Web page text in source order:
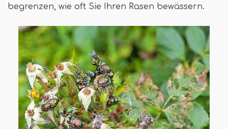
begrenzen, wie oft Sie Ihren Rasen bewässern.